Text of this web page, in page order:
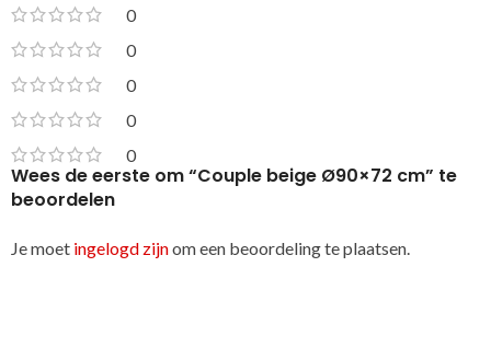
0
0
0
0
0
Wees de eerste om “Couple beige Ø90×72 cm” te
beoordelen
Je moet ingelogd zijnom een beoordeling te plaatsen.